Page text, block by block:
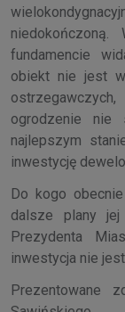
fundamencie
obiekt nie jest
ogrodzenie nie
najlepszym
inwestycję
Do kogo
dalsze plany jej
Prezydenta
inwestycja nie
Prezentowane